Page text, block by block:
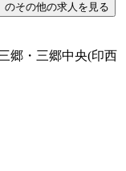
のその他の求人を見る
郷・三郷中央(印西